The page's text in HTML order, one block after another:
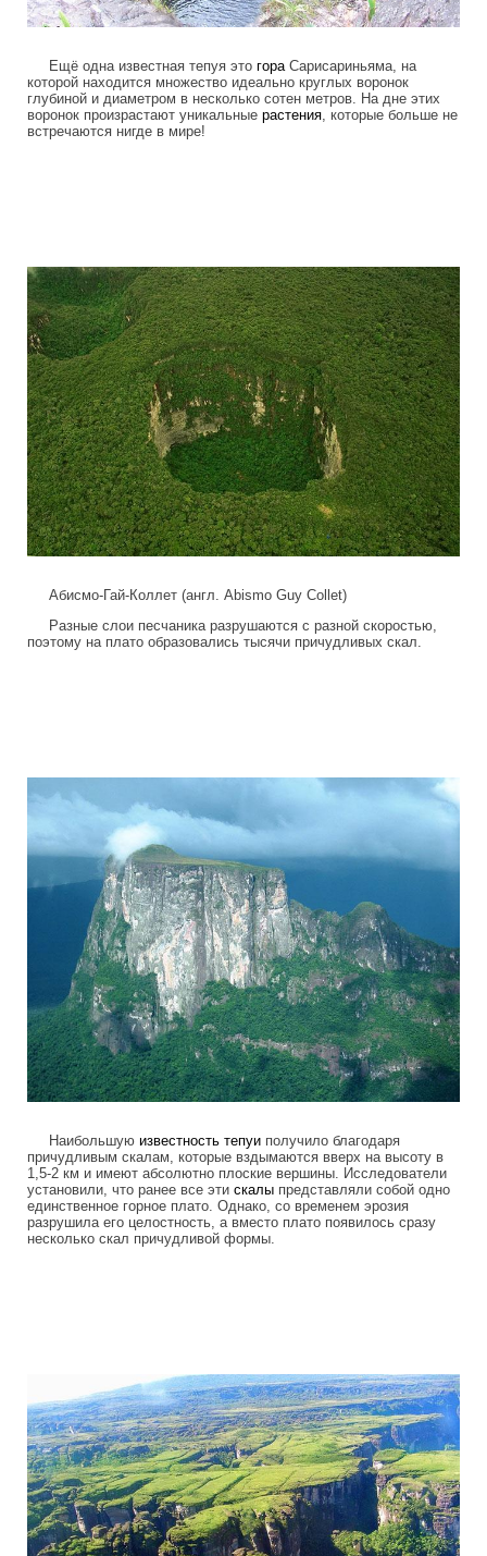
Ещё одна известная тепуя это гораСарисариньяма, на
которой находится множество идеально круглых воронок
глубиной и диаметром в несколько сотен метров. На дне этих
воронок произрастают уникальные растения, которые больше не
встречаются нигде в мире!
Абисмо-Гай-Коллет (англ. Abismo Guy Collet)
Разные слои песчаника разрушаются с разной скоростью,
поэтому на плато образовались тысячи причудливых скал.
Наибольшую известность тепуи получило благодаря
причудливым скалам, которые вздымаются вверх на высоту в
1,5-2 км и имеют абсолютно плоские вершины. Исследователи
установили, что ранее все эти скалы представляли собой одно
единственное горное плато. Однако, со временем эрозия
разрушила его целостность, а вместо плато появилось сразу
несколько скал причудливой формы.